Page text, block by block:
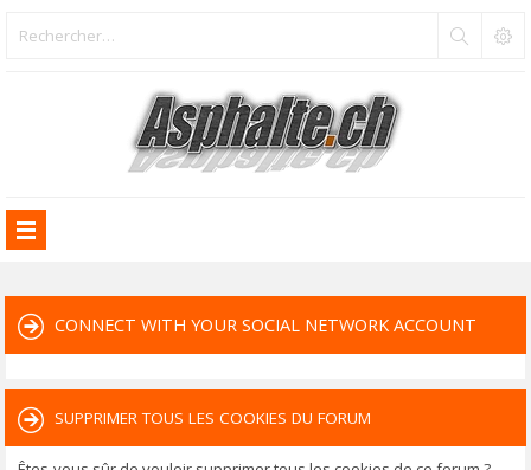
CONNECT WITH YOUR SOCIAL NETWORK ACCOUNT
SUPPRIMER TOUS LES COOKIES DU FORUM